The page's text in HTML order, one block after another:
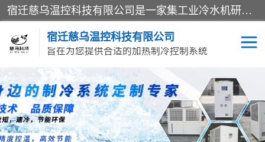
宿迁慈乌温控科技有限公司是一家集工业冷水机研发、制造、营销、服务于一体的技术生产型企业，经营范围包括：冷水机、螺杆式冷水机组、工业冷水机、水冷式冷水机、风冷式冷水机组、风冷螺杆式冷冻机组、冷冻机、注塑专用冷水机、混泥土专用冷水机、低温防爆冷水机组等。专业温控设备供应商 模温机/冷水机/导热油炉定制服务等
宿迁慈乌温控科技有限公司
旨在为您提供合适的加热制冷控制系统
冷水机 模温机
导热油加热器